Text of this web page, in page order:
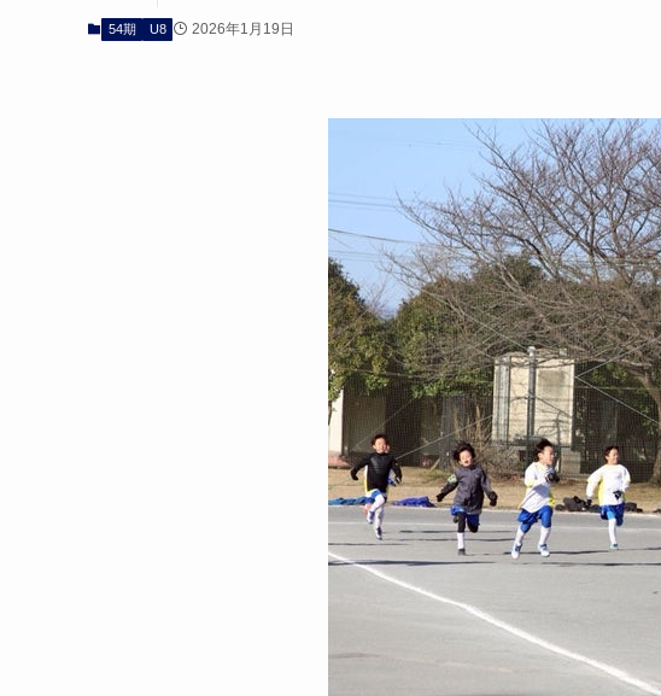
54期 U8 2026年1月19日